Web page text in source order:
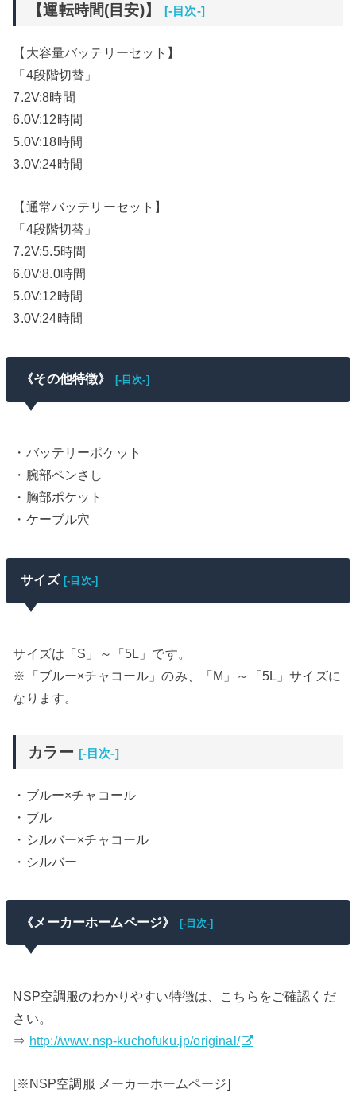
【運転時間(目安)】 [-目次-]
【大容量バッテリーセット】
「4段階切替」
7.2V:8時間
6.0V:12時間
5.0V:18時間
3.0V:24時間
【通常バッテリーセット】
「4段階切替」
7.2V:5.5時間
6.0V:8.0時間
5.0V:12時間
3.0V:24時間
《その他特徴》 [-目次-]
・バッテリーポケット
・腕部ペンさし
・胸部ポケット
・ケーブル穴
サイズ [-目次-]
サイズは「S」～「5L」です。
※「ブルー×チャコール」のみ、「M」～「5L」サイズに
なります。
カラー [-目次-]
・ブルー×チャコール
・ブル
・シルバー×チャコール
・シルバー
《メーカーホームページ》 [-目次-]
NSP空調服のわかりやすい特徴は、こちらをご確認くだ
さい。
⇒ http://www.nsp-kuchofuku.jp/original/
[※NSP空調服 メーカーホームページ]